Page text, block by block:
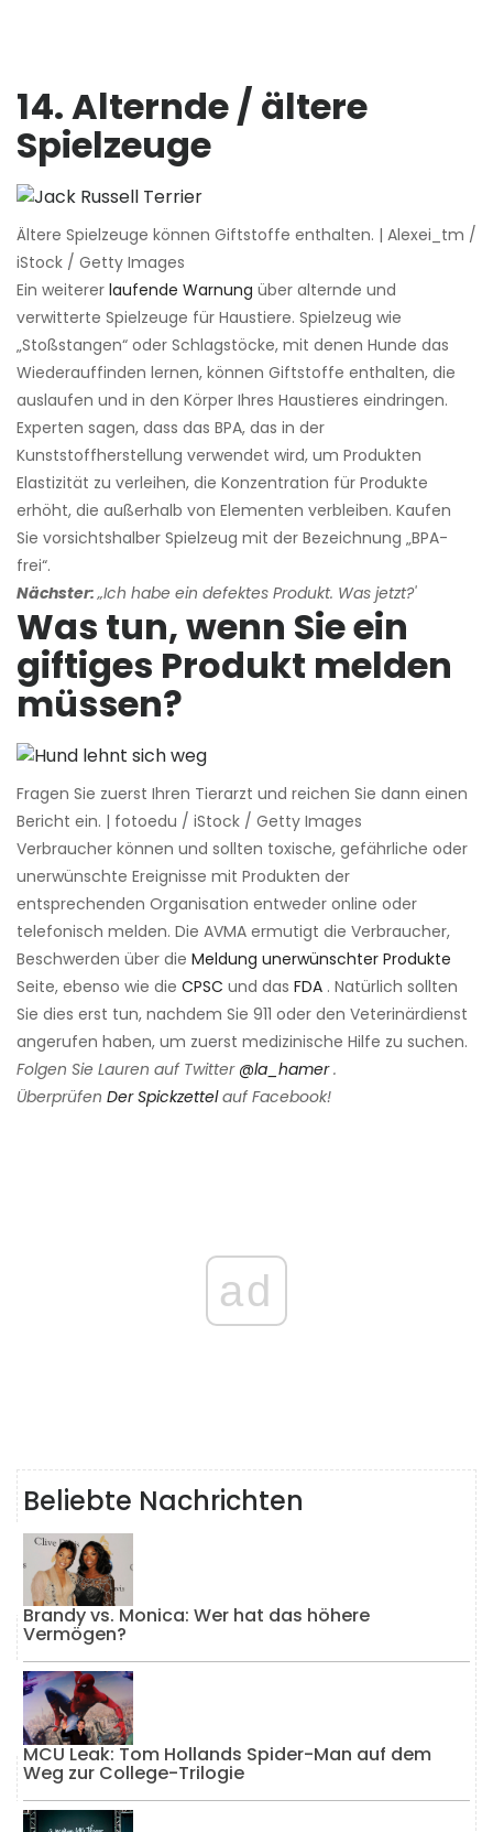
14. Alternde / ältere
Spielzeuge
Ältere Spielzeuge können Giftstoffe enthalten. | Alexei_tm /
iStock / Getty Images
Ein weiterer laufende Warnung über alternde und
verwitterte Spielzeuge für Haustiere. Spielzeug wie
„Stoßstangen“ oder Schlagstöcke, mit denen Hunde das
Wiederauffinden lernen, können Giftstoffe enthalten, die
auslaufen und in den Körper Ihres Haustieres eindringen.
Experten sagen, dass das BPA, das in der
Kunststoffherstellung verwendet wird, um Produkten
Elastizität zu verleihen, die Konzentration für Produkte
erhöht, die außerhalb von Elementen verbleiben. Kaufen
Sie vorsichtshalber Spielzeug mit der Bezeichnung „BPA-
frei“.
Nächster: „Ich habe ein defektes Produkt. Was jetzt?'
Was tun, wenn Sie ein
giftiges Produkt melden
müssen?
Fragen Sie zuerst Ihren Tierarzt und reichen Sie dann einen
Bericht ein. | fotoedu / iStock / Getty Images
Verbraucher können und sollten toxische, gefährliche oder
unerwünschte Ereignisse mit Produkten der
entsprechenden Organisation entweder online oder
telefonisch melden. Die AVMA ermutigt die Verbraucher,
Beschwerden über die Meldung unerwünschter Produkte
Seite, ebenso wie die CPSC und das FDA . Natürlich sollten
Sie dies erst tun, nachdem Sie 911 oder den Veterinärdienst
angerufen haben, um zuerst medizinische Hilfe zu suchen.
Folgen Sie Lauren auf Twitter @la_hamer.
Überprüfen Der Spickzettelauf Facebook!
ad
Beliebte Nachrichten
Brandy vs. Monica: Wer hat das höhere
Vermögen?
MCU Leak: Tom Hollands Spider-Man auf dem
Weg zur College-Trilogie